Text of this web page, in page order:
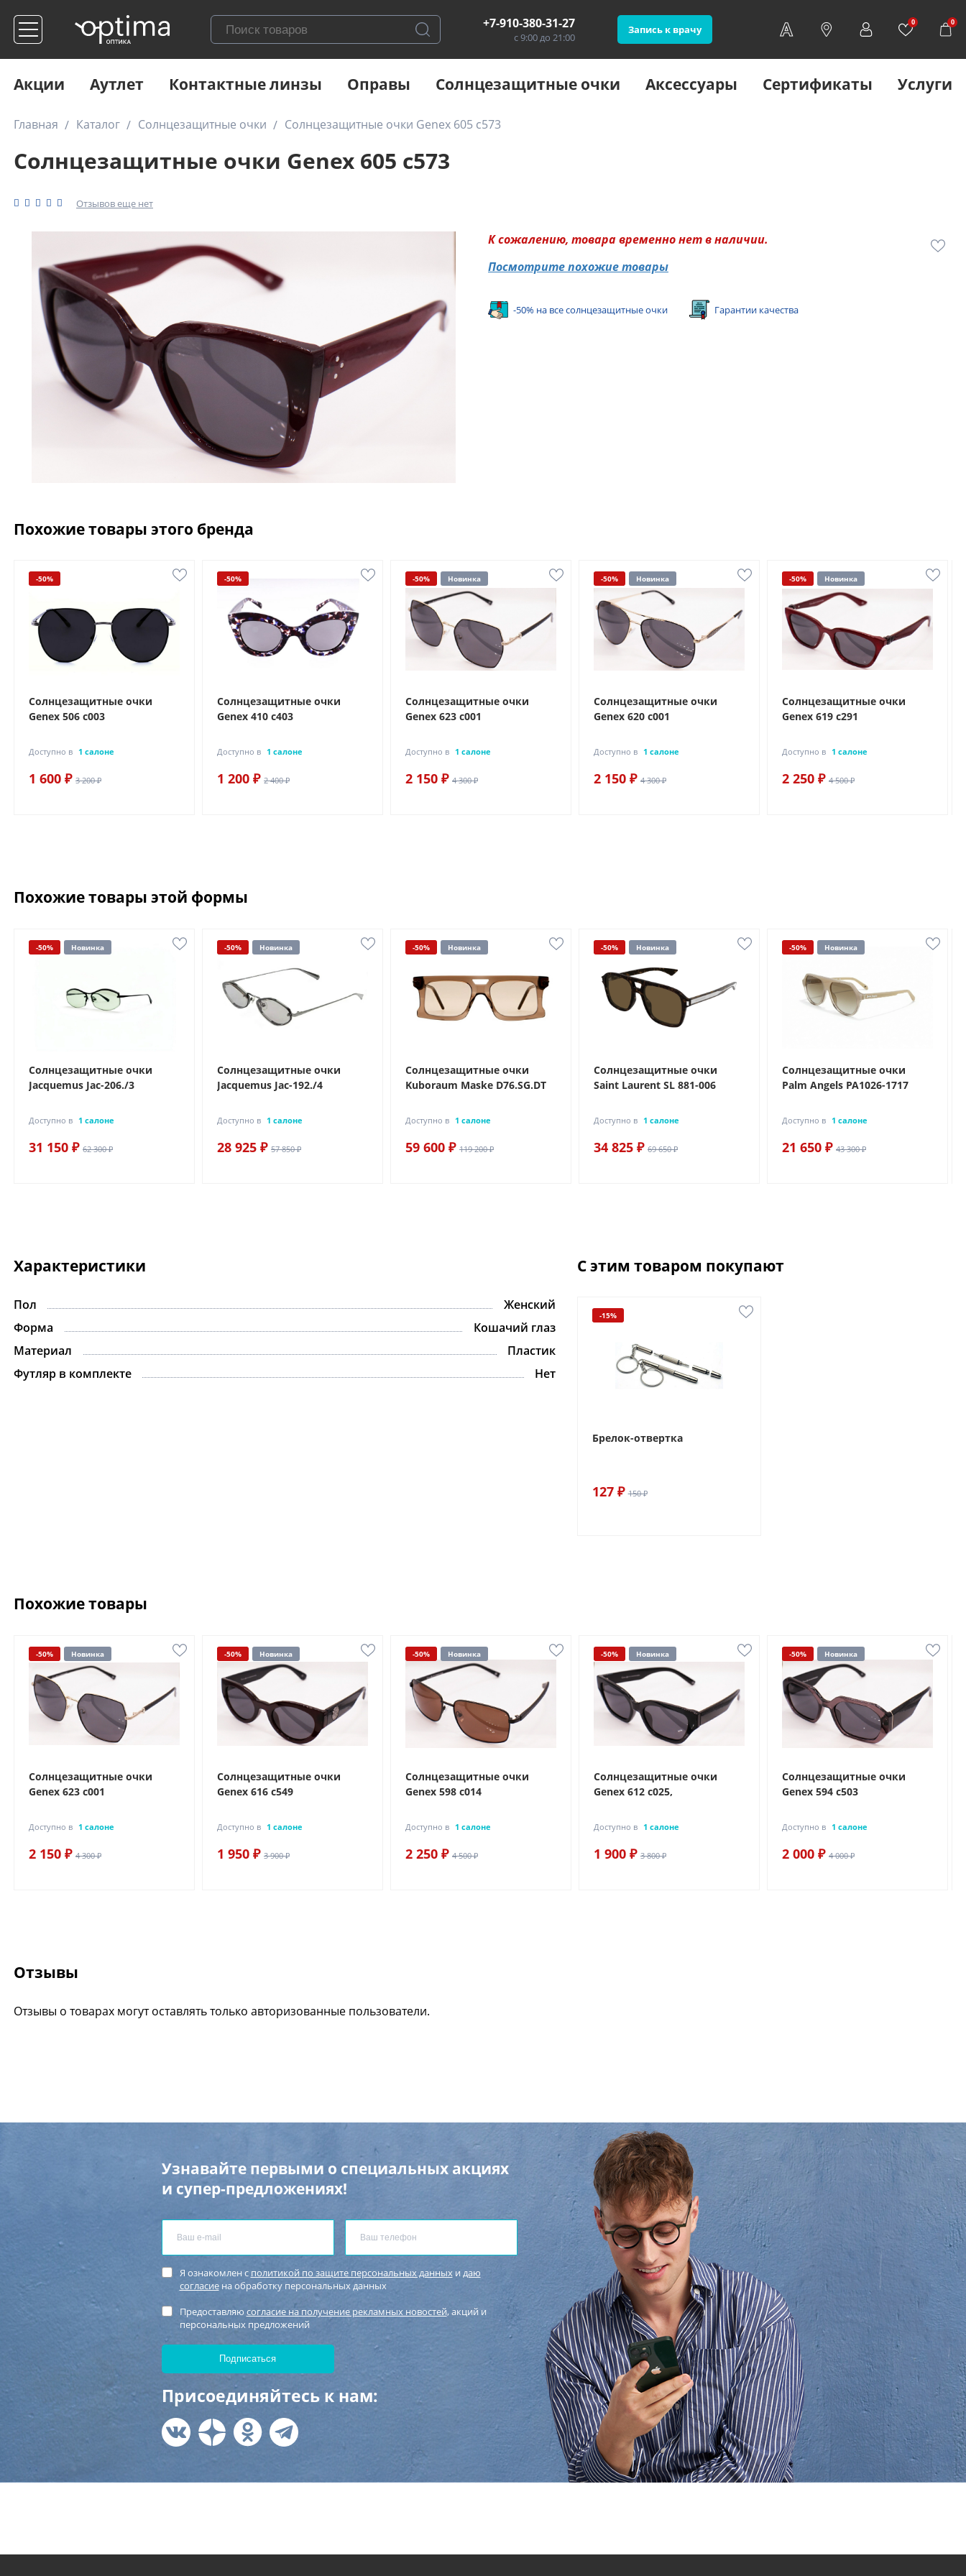
+7-910-380-31-27
с 9:00 до 21:00
Запись к врачу
0 0
Акции Аутлет Контактные линзы Оправы Солнцезащитные очки Аксессуары Сертификаты Услуги
Главная Каталог Солнцезащитные очки Солнцезащитные очки Genex 605 с573
Солнцезащитные очки Genex 605 с573
Отзывов еще нет
К сожалению, товара временно нет в наличии.
Посмотрите похожие товары
-50% на все солнцезащитные очки Гарантии качества
Похожие товары этого бренда
-50%
Солнцезащитные очки
Genex 506 с003
Доступно в 1 салоне
1 600 ₽ 3 200 ₽
-50%
Солнцезащитные очки
Genex 410 с403
Доступно в 1 салоне
1 200 ₽ 2 400 ₽
-50% Новинка
Солнцезащитные очки
Genex 623 с001
Доступно в 1 салоне
2 150 ₽ 4 300 ₽
-50% Новинка
Солнцезащитные очки
Genex 620 с001
Доступно в 1 салоне
2 150 ₽ 4 300 ₽
-50% Новинка
Солнцезащитные очки
Genex 619 с291
Доступно в 1 салоне
2 250 ₽ 4 500 ₽
Похожие товары этой формы
-50% Новинка
Солнцезащитные очки
Jacquemus Jac-206./3
Доступно в 1 салоне
31 150 ₽ 62 300 ₽
-50% Новинка
Солнцезащитные очки
Jacquemus Jac-192./4
Доступно в 1 салоне
28 925 ₽ 57 850 ₽
-50% Новинка
Солнцезащитные очки
Kuboraum Maske D76.SG.DT
Доступно в 1 салоне
59 600 ₽ 119 200 ₽
-50% Новинка
Солнцезащитные очки
Saint Laurent SL 881-006
Доступно в 1 салоне
34 825 ₽ 69 650 ₽
-50% Новинка
Солнцезащитные очки
Palm Angels PA1026-1717
Доступно в 1 салоне
21 650 ₽ 43 300 ₽
Характеристики
Пол
Женский
Форма
Кошачий глаз
Материал
Пластик
Футляр в комплекте
Нет
С этим товаром покупают
-15%
Брелок-отвертка
127 ₽ 150 ₽
Похожие товары
-50% Новинка
Солнцезащитные очки
Genex 623 с001
Доступно в 1 салоне
2 150 ₽ 4 300 ₽
-50% Новинка
Солнцезащитные очки
Genex 616 с549
Доступно в 1 салоне
1 950 ₽ 3 900 ₽
-50% Новинка
Солнцезащитные очки
Genex 598 с014
Доступно в 1 салоне
2 250 ₽ 4 500 ₽
-50% Новинка
Солнцезащитные очки
Genex 612 с025,
Доступно в 1 салоне
1 900 ₽ 3 800 ₽
-50% Новинка
Солнцезащитные очки
Genex 594 с503
Доступно в 1 салоне
2 000 ₽ 4 000 ₽
Отзывы
Отзывы о товарах могут оставлять только авторизованные пользователи.
Узнавайте первыми о специальных акциях
и супер-предложениях!
Я ознакомлен с политикой по защите персональных данныхи даю
согласиена обработку персональных данных
Предоставляю согласие на получение рекламных новостей, акций и
персональных предложений
Присоединяйтесь к нам: